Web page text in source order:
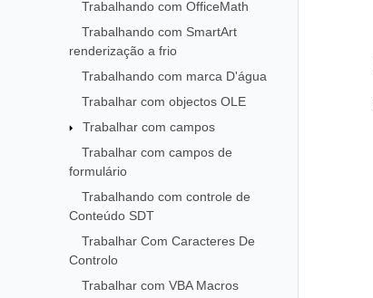
Trabalhando com OfficeMath
Trabalhando com SmartArt
renderização a frio
Trabalhando com marca D'água
Trabalhar com objectos OLE
Trabalhar com campos
Trabalhar com campos de
formulário
Trabalhando com controle de
Conteúdo SDT
Trabalhar Com Caracteres De
Controlo
Trabalhar com VBA Macros